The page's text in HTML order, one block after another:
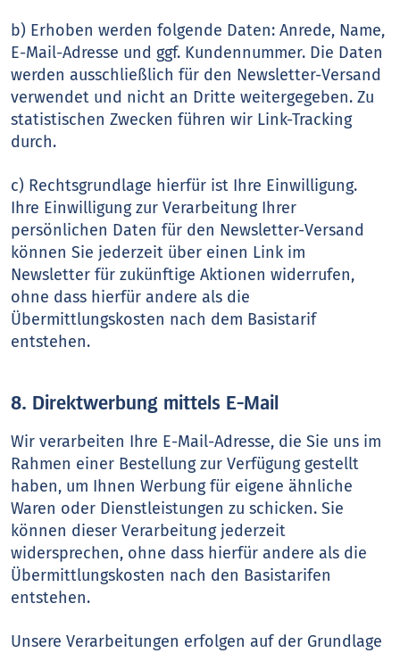
b) Erhoben werden folgende Daten: Anrede, Name,
E-Mail-Adresse und ggf. Kundennummer. Die Daten
werden ausschließlich für den Newsletter-Versand
verwendet und nicht an Dritte weitergegeben. Zu
statistischen Zwecken führen wir Link-Tracking
durch.
c) Rechtsgrundlage hierfür ist Ihre Einwilligung.
Ihre Einwilligung zur Verarbeitung Ihrer
persönlichen Daten für den Newsletter-Versand
können Sie jederzeit über einen Link im
Newsletter für zukünftige Aktionen widerrufen,
ohne dass hierfür andere als die
Übermittlungskosten nach dem Basistarif
entstehen.
8. Direktwerbung mittels E-Mail
Wir verarbeiten Ihre E-Mail-Adresse, die Sie uns im
Rahmen einer Bestellung zur Verfügung gestellt
haben, um Ihnen Werbung für eigene ähnliche
Waren oder Dienstleistungen zu schicken. Sie
können dieser Verarbeitung jederzeit
widersprechen, ohne dass hierfür andere als die
Übermittlungskosten nach den Basistarifen
entstehen.
Unsere Verarbeitungen erfolgen auf der Grundlage